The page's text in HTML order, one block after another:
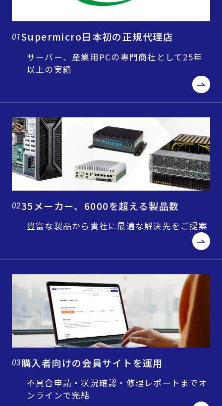
01Supermicro日本初の正規代理店
サーバー、産業用PCの専門商社として25年
以上の実績
0235メーカー、6000を超える製品数
豊富な製品から貴社に最適な解決先をご提案
03購入者向けの会員サイトを運用
不具合申請・状況確認・修理レポートまでオ
ンラインで完結